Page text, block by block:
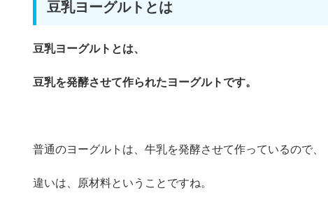
豆乳ヨーグルトとは
豆乳ヨーグルトとは、
豆乳を発酵させて作られたヨーグルトです。
普通のヨーグルトは、牛乳を発酵させて作っているので、
違いは、原材料ということですね。